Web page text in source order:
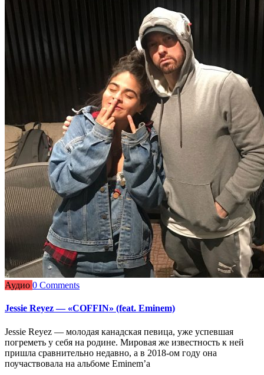
Аудио 0 Comments
Jessie Reyez — «COFFIN» (feat. Eminem)
Jessie Reyez — молодая канадская певица, уже успевшая
погреметь у себя на родине. Мировая же известность к ней
пришла сравнительно недавно, а в 2018-ом году она
поучаствовала на альбоме Eminem’a